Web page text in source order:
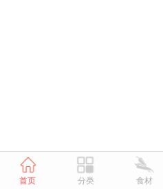
首页 分类 食材